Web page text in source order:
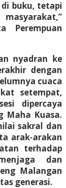
buku, tetapi
Perempuan
nyadran ke
dengan
cuaca
setempat,
dipercaya
Maha Kuasa.
sakral dan
arak-arakan
terhadap
dan
Malangan
generasi.